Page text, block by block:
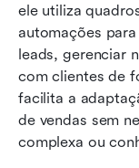
ele utiliza
automações
leads, gerenciar
com clientes de
facilita a
de vendas sem
complexa ou